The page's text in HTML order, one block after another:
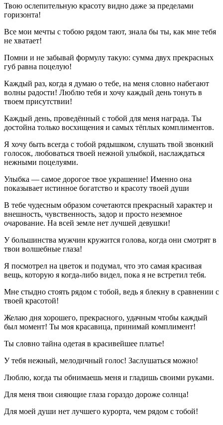
Твою ослепительную красоту видно даже за пределами
горизонта!
Все мои мечты с тобою рядом тают, знала бы ты, как мне тебя
не хватает!
Помни и не забывай формулу такую: сумма двух прекрасных
губ равна поцелую!
Каждый раз, когда я думаю о тебе, на меня словно набегают
волны радости! Люблю тебя и хочу каждый день тонуть в
твоем присутствии!
Каждый день, проведённый с тобой для меня награда. Ты
достойна только восхищения и самых тёплых комплиментов.
Я хочу быть всегда с тобой рядышком, слушать твой звонкий
голосок, любоваться твоей нежной улыбкой, наслаждаться
нежными поцелуями.
Улыбка — самое дорогое твое украшение! Именно она
показывает истинное богатство и красоту твоей души
В тебе чудесным образом сочетаются прекрасный характер и
внешность, чувственность, задор и просто неземное
очарование. На всей земле нет лучшей девушки!
У большинства мужчин кружится голова, когда они смотрят в
твои волшебные глаза!
Я посмотрел на цветок и подумал, что это самая красивая
вещь, которую я когда-либо видел, пока я не встретил тебя.
Мне стыдно стоять рядом с тобой, ведь я блекну в сравнении с
твоей красотой!
Желаю дня хорошего, прекрасного, удачным чтобы каждый
был момент! Ты моя красавица, принимай комплимент!
Ты словно тайна одетая в красивейшее платье!
У тебя нежный, мелодичный голос! Заслушаться можно!
Люблю, когда ты обнимаешь меня и гладишь своими руками.
Для меня твои сияющие глаза гораздо дороже солнца!
Для моей души нет лучшего курорта, чем рядом с тобой!